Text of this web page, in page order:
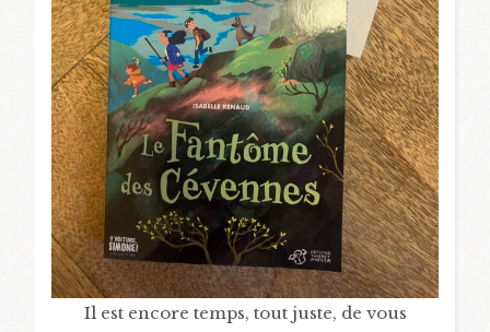
Il est encore temps, tout juste, de vous